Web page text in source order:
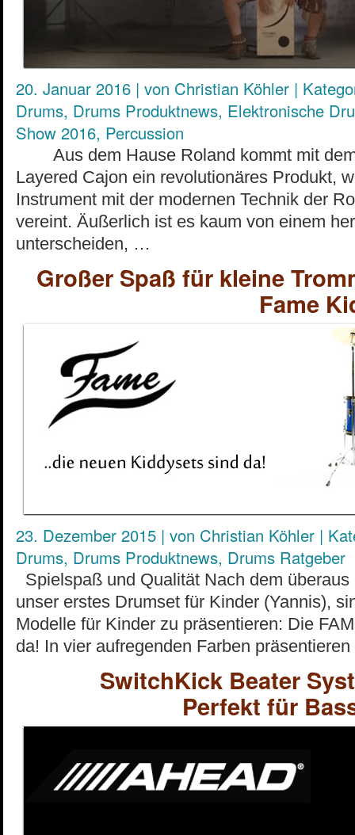
20. Januar 2016 | von Christian Köhler |
Drums, Drums Produktnews, Elektronische
Show 2016, Percussion
Aus dem Hause Roland kommt mit
Layered Cajon ein revolutionäres Produkt,
Instrument mit der modernen Technik der
vereint. Äußerlich ist es kaum von einem
unterscheiden, …
Großer Spaß für kleine
Fame
23. Dezember 2015 | von Christian Köhler |
Drums, Drums Produktnews, Drums Ratgeber
Spielspaß und Qualität Nach dem
unser erstes Drumset für Kinder (Yannis),
Modelle für Kinder zu präsentieren: Die
da! In vier aufregenden Farben
SwitchKick Beater
Perfekt für